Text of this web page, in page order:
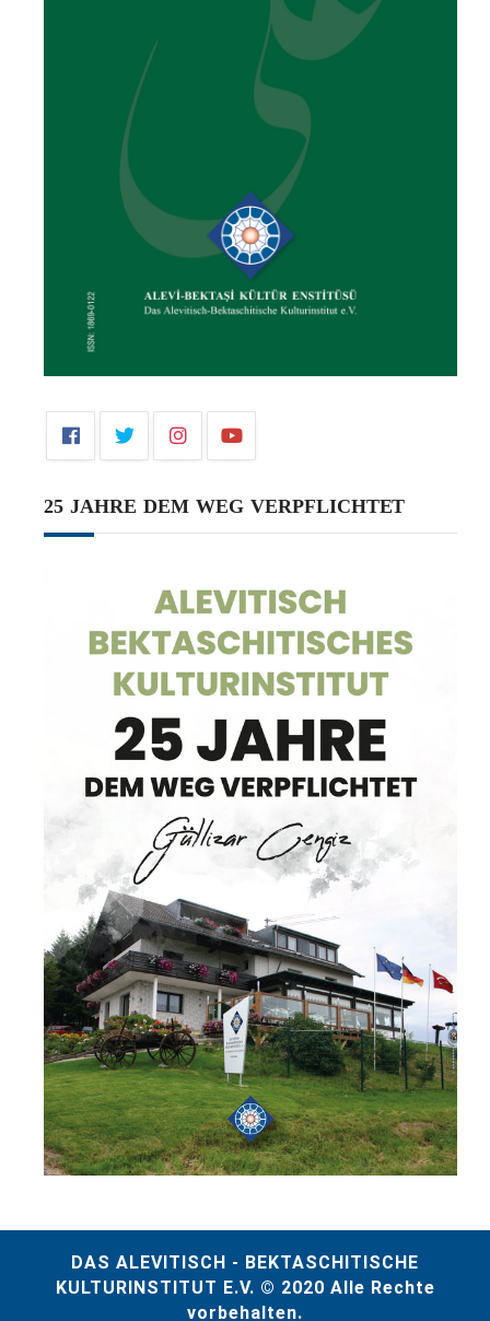
25 JAHRE DEM WEG VERPFLICHTET
DAS ALEVITISCH - BEKTASCHITISCHE
KULTURINSTITUT E.V. © 2020 Alle Rechte
vorbehalten.